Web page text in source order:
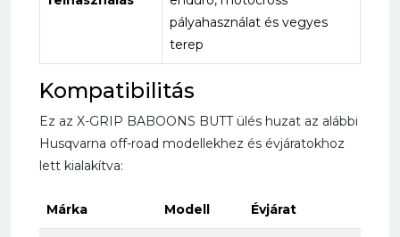
pályahasználat és vegyes
terep
Kompatibilitás
Ez az X-GRIP BABOONS BUTT ülés huzat az alábbi
Husqvarna off-road modellekhez és évjáratokhoz
lett kialakítva:
Márka Modell Évjárat